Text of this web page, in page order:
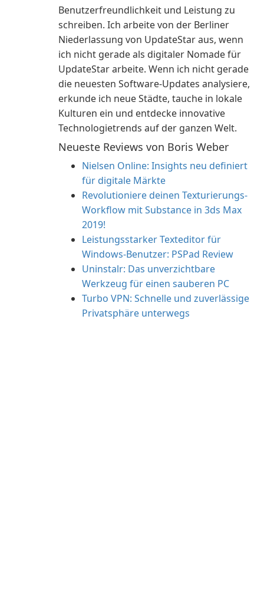
Benutzerfreundlichkeit und Leistung zu
schreiben. Ich arbeite von der Berliner
Niederlassung von UpdateStar aus, wenn
ich nicht gerade als digitaler Nomade für
UpdateStar arbeite. Wenn ich nicht gerade
die neuesten Software-Updates analysiere,
erkunde ich neue Städte, tauche in lokale
Kulturen ein und entdecke innovative
Technologietrends auf der ganzen Welt.
Neueste Reviews von Boris Weber
Nielsen Online: Insights neu definiert
für digitale Märkte
Revolutioniere deinen Texturierungs-
Workflow mit Substance in 3ds Max
2019!
Leistungsstarker Texteditor für
Windows-Benutzer: PSPad Review
Uninstalr: Das unverzichtbare
Werkzeug für einen sauberen PC
Turbo VPN: Schnelle und zuverlässige
Privatsphäre unterwegs